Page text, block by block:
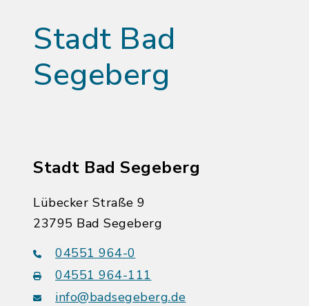
Stadt Bad
Segeberg
Stadt Bad Segeberg
Lübecker Straße 9
23795 Bad Segeberg
04551 964-0
04551 964-111
info@badsegeberg.de